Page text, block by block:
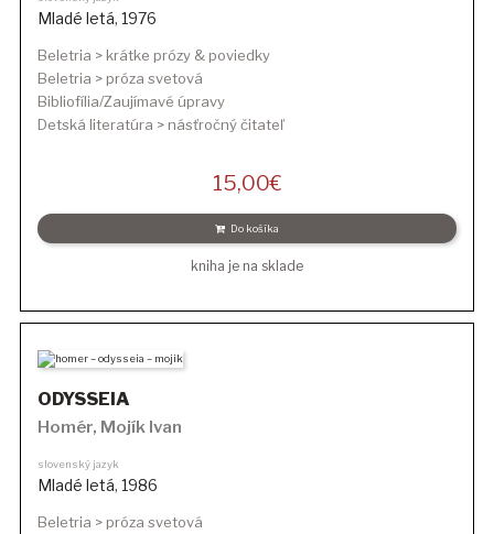
Mladé letá, 1976
Beletria > krátke prózy & poviedky
Beletria > próza svetová
Bibliofília/Zaujímavé úpravy
Detská literatúra > násťročný čitateľ
15,00€
Do košíka
kniha je na sklade
ODYSSEIA
Homér, Mojík Ivan
slovenský jazyk
Mladé letá, 1986
Beletria > próza svetová